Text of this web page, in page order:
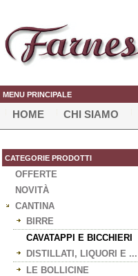
MENU PRINCIPALE
HOME CHI SIAMO
CATEGORIE PRODOTTI
OFFERTE
NOVITÀ
CANTINA
BIRRE
CAVATAPPI E BICCHIERI
DISTILLATI, LIQUORI E ...
LE BOLLICINE